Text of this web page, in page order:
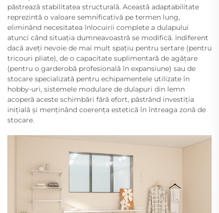
păstrează stabilitatea structurală. Această adaptabilitate
reprezintă o valoare semnificativă pe termen lung,
eliminând necesitatea înlocuirii complete a dulapului
atunci când situația dumneavoastră se modifică. Indiferent
dacă aveți nevoie de mai mult spațiu pentru sertare (pentru
tricouri pliate), de o capacitate suplimentară de agățare
(pentru o garderobă profesională în expansiune) sau de
stocare specializată pentru echipamentele utilizate în
hobby-uri, sistemele modulare de dulapuri din lemn
acoperă aceste schimbări fără efort, păstrând investiția
inițială și menținând coerența estetică în întreaga zonă de
stocare.